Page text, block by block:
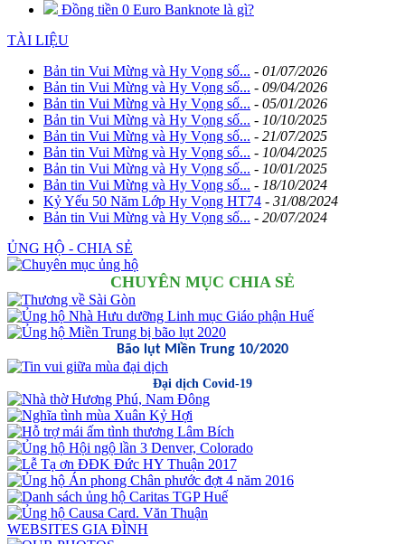
Đồng tiền 0 Euro Banknote là gì?
TÀI LIỆU
Bản tin Vui Mừng và Hy Vọng số... - 01/07/2026
Bản tin Vui Mừng và Hy Vọng số... - 09/04/2026
Bản tin Vui Mừng và Hy Vọng số... - 05/01/2026
Bản tin Vui Mừng và Hy Vọng số... - 10/10/2025
Bản tin Vui Mừng và Hy Vọng số... - 21/07/2025
Bản tin Vui Mừng và Hy Vọng số... - 10/04/2025
Bản tin Vui Mừng và Hy Vọng số... - 10/01/2025
Bản tin Vui Mừng và Hy Vọng số... - 18/10/2024
Kỷ Yếu 50 Năm Lớp Hy Vọng HT74 - 31/08/2024
Bản tin Vui Mừng và Hy Vọng số... - 20/07/2024
ỦNG HỘ - CHIA SẺ
CHUYÊN MỤC CHIA SẺ
Bão lụt Miền Trung 10/2020
Đại dịch Covid-19
WEBSITES GIA ĐÌNH